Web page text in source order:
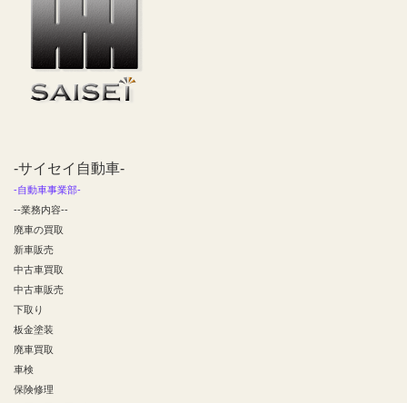
-サイセイ自動車-
-自動車事業部-
--業務内容--
廃車の買取
新車販売
中古車買取
中古車販売
下取り
板金塗装
廃車買取
車検
保険修理